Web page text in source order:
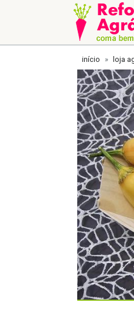
início loja